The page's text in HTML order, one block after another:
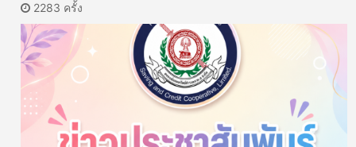
2283 ครั้ง